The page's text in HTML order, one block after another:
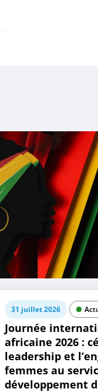
31 juillet 2026
Journée
africaine 2026 :
leadership et
femmes au
développement